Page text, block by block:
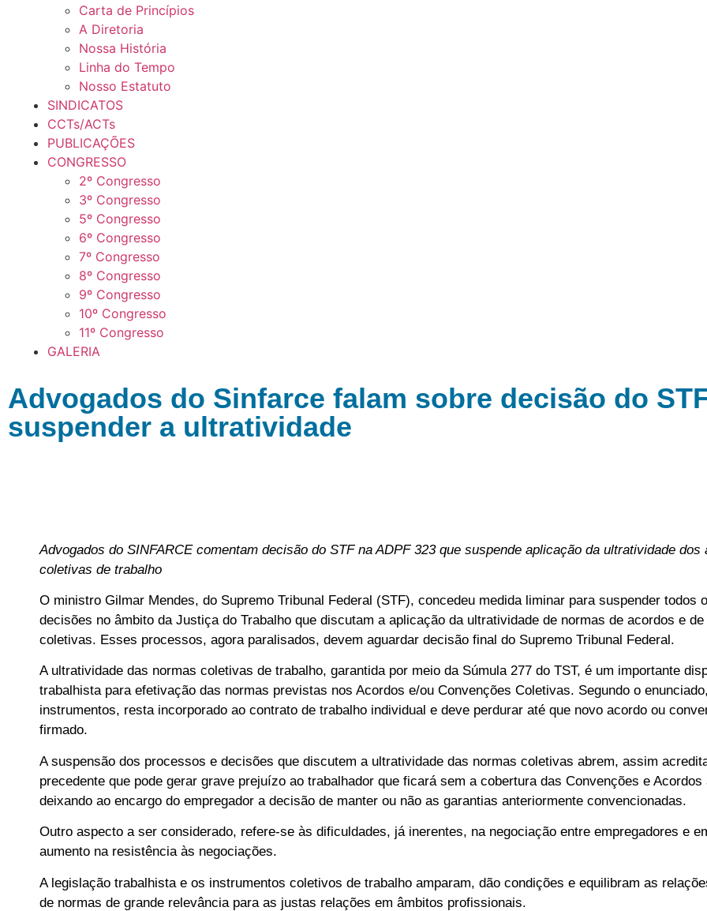
Carta de Princípios
A Diretoria
Nossa História
Linha do Tempo
Nosso Estatuto
SINDICATOS
CCTs/ACTs
PUBLICAÇÕES
CONGRESSO
2º Congresso
3º Congresso
5º Congresso
6º Congresso
7º Congresso
8º Congresso
9º Congresso
10º Congresso
11º Congresso
GALERIA
Advogados do Sinfarce falam sobre decisão do
suspender a ultratividade
Advogados do SINFARCE comentam decisão do STF na ADPF 323 que suspende aplicação da ultratividade
coletivas de trabalho
O ministro Gilmar Mendes, do Supremo Tribunal Federal (STF), concedeu medida liminar para suspender todos
decisões no âmbito da Justiça do Trabalho que discutam a aplicação da ultratividade de normas de acordos e
coletivas. Esses processos, agora paralisados, devem aguardar decisão final do Supremo Tribunal Federal.
A ultratividade das normas coletivas de trabalho, garantida por meio da Súmula 277 do TST, é um importante
trabalhista para efetivação das normas previstas nos Acordos e/ou Convenções Coletivas. Segundo o
instrumentos, resta incorporado ao contrato de trabalho individual e deve perdurar até que novo acordo ou
firmado.
A suspensão dos processos e decisões que discutem a ultratividade das normas coletivas abrem, assim
precedente que pode gerar grave prejuízo ao trabalhador que ficará sem a cobertura das Convenções e Acordos
deixando ao encargo do empregador a decisão de manter ou não as garantias anteriormente convencionadas.
Outro aspecto a ser considerado, refere-se às dificuldades, já inerentes, na negociação entre empregadores e
aumento na resistência às negociações.
A legislação trabalhista e os instrumentos coletivos de trabalho amparam, dão condições e equilibram as
de normas de grande relevância para as justas relações em âmbitos profissionais.